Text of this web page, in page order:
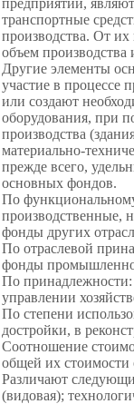
предприятии,
транспортные
производства. От их
объем производства
Другие элементы
участие в процессе
или создают
оборудования, при
производства
материально-
прежде всего,
основных фондов.
По
производственные,
фонды других
По отраслевой
фонды
По принадлежности:
управлении
По степени
достройки, в
Соотношение
общей их стоимости
Различают
(видовая);